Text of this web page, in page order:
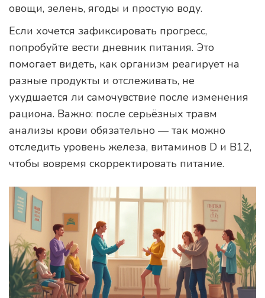
овощи, зелень, ягоды и простую воду.
Если хочется зафиксировать прогресс,
попробуйте вести дневник питания. Это
помогает видеть, как организм реагирует на
разные продукты и отслеживать, не
ухудшается ли самочувствие после изменения
рациона. Важно: после серьёзных травм
анализы крови обязательно — так можно
отследить уровень железа, витаминов D и В12,
чтобы вовремя скорректировать питание.